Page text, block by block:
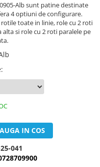
Alb sunt patine destinate
4 optiuni de configurare.
toate in linie, role cu 2 roti
si role cu 2 roti paralele pe
:
IN COS
041